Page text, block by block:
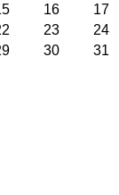
16
17
23
24
30 31